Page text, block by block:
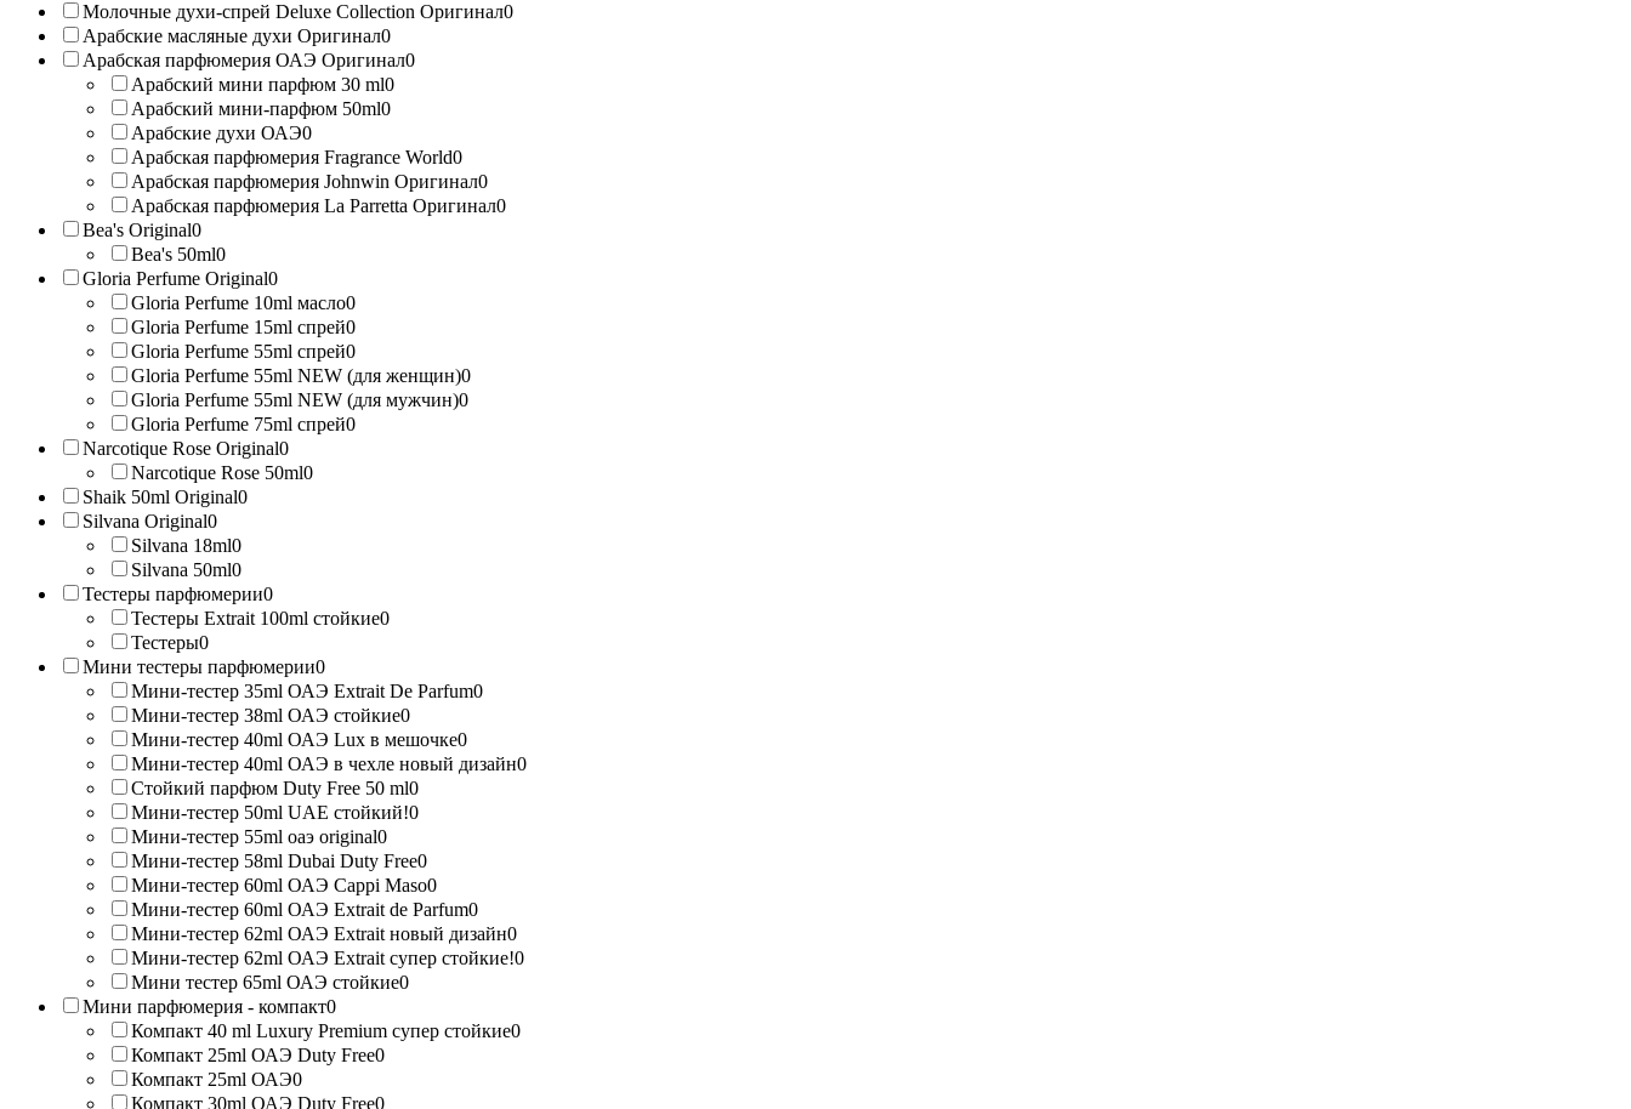
Молочные духи-спрей Deluxe Collection Оригинал0
Арабские масляные духи Оригинал0
Арабская парфюмерия ОАЭ Оригинал0
Арабский мини парфюм 30 ml0
Арабский мини-парфюм 50ml0
Арабские духи ОАЭ0
Арабская парфюмерия Fragrance World0
Арабская парфюмерия Johnwin Оригинал0
Арабская парфюмерия La Parretta Оригинал0
Bea's Original0
Bea's 50ml0
Gloria Perfume Original0
Gloria Perfume 10ml масло0
Gloria Perfume 15ml спрей0
Gloria Perfume 55ml спрей0
Gloria Perfume 55ml NEW (для женщин)0
Gloria Perfume 55ml NEW (для мужчин)0
Gloria Perfume 75ml спрей0
Narcotique Rose Original0
Narcotique Rose 50ml0
Shaik 50ml Original0
Silvana Original0
Silvana 18ml0
Silvana 50ml0
Тестеры парфюмерии0
Тестеры Extrait 100ml стойкие0
Тестеры0
Мини тестеры парфюмерии0
Мини-тестер 35ml ОАЭ Extrait De Parfum0
Мини-тестер 38ml ОАЭ стойкие0
Мини-тестер 40ml ОАЭ Lux в мешочке0
Мини-тестер 40ml ОАЭ в чехле новый дизайн0
Стойкий парфюм Duty Free 50 ml0
Мини-тестер 50ml UAE стойкий!0
Мини-тестер 55ml оаэ original0
Мини-тестер 58ml Dubai Duty Free0
Мини-тестер 60ml ОАЭ Cappi Maso0
Мини-тестер 60ml ОАЭ Extrait de Parfum0
Мини-тестер 62ml ОАЭ Extrait новый дизайн0
Мини-тестер 62ml ОАЭ Extrait супер стойкие!0
Мини тестер 65ml ОАЭ стойкие0
Мини парфюмерия - компакт0
Компакт 40 ml Luxury Premium супер стойкие0
Компакт 25ml ОАЭ Duty Free0
Компакт 25ml ОАЭ0
Компакт 30ml ОАЭ Duty Free0